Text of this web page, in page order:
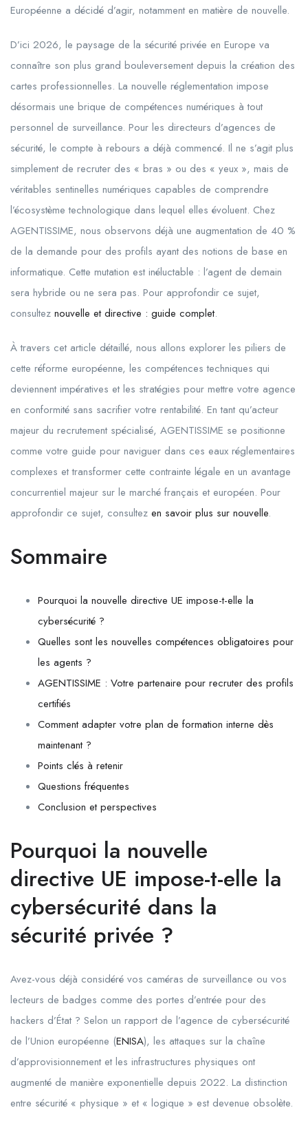
Européenne a décidé d’agir, notamment en matière de nouvelle.
D’ici 2026, le paysage de la sécurité privée en Europe va
connaître son plus grand bouleversement depuis la création des
cartes professionnelles. La nouvelle réglementation impose
désormais une brique de compétences numériques à tout
personnel de surveillance. Pour les directeurs d’agences de
sécurité, le compte à rebours a déjà commencé. Il ne s’agit plus
simplement de recruter des « bras » ou des « yeux », mais de
véritables sentinelles numériques capables de comprendre
l’écosystème technologique dans lequel elles évoluent. Chez
AGENTISSIME, nous observons déjà une augmentation de 40 %
de la demande pour des profils ayant des notions de base en
informatique. Cette mutation est inéluctable : l’agent de demain
sera hybride ou ne sera pas. Pour approfondir ce sujet,
consultez nouvelle et directive : guide complet.
À travers cet article détaillé, nous allons explorer les piliers de
cette réforme européenne, les compétences techniques qui
deviennent impératives et les stratégies pour mettre votre agence
en conformité sans sacrifier votre rentabilité. En tant qu’acteur
majeur du recrutement spécialisé, AGENTISSIME se positionne
comme votre guide pour naviguer dans ces eaux réglementaires
complexes et transformer cette contrainte légale en un avantage
concurrentiel majeur sur le marché français et européen. Pour
approfondir ce sujet, consultez en savoir plus sur nouvelle.
Sommaire
Pourquoi la nouvelle directive UE impose-t-elle la
cybersécurité ?
Quelles sont les nouvelles compétences obligatoires pour
les agents ?
AGENTISSIME : Votre partenaire pour recruter des profils
certifiés
Comment adapter votre plan de formation interne dès
maintenant ?
Points clés à retenir
Questions fréquentes
Conclusion et perspectives
Pourquoi la nouvelle
directive UE impose-t-elle la
cybersécurité dans la
sécurité privée ?
Avez-vous déjà considéré vos caméras de surveillance ou vos
lecteurs de badges comme des portes d’entrée pour des
hackers d’État ? Selon un rapport de l’agence de cybersécurité
de l’Union européenne (ENISA), les attaques sur la chaîne
d’approvisionnement et les infrastructures physiques ont
augmenté de manière exponentielle depuis 2022. La distinction
entre sécurité « physique » et « logique » est devenue obsolète.